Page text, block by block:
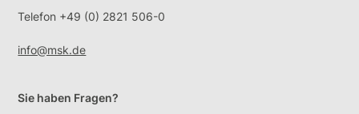
Telefon +49 (0) 2821 506-0
info@msk.de
Sie haben Fragen?